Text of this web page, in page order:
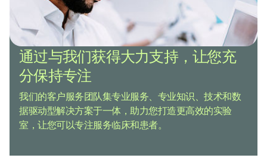
通过与我们获得大力支持，让您充
分保持专注
我们的客户服务团队集专业服务、专业知识、技术和数
据驱动型解决方案于一体，助力您打造更高效的实验
室，让您可以专注服务临床和患者。